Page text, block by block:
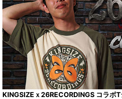
KINGSIZEｘ26RECORDINGS コラボ